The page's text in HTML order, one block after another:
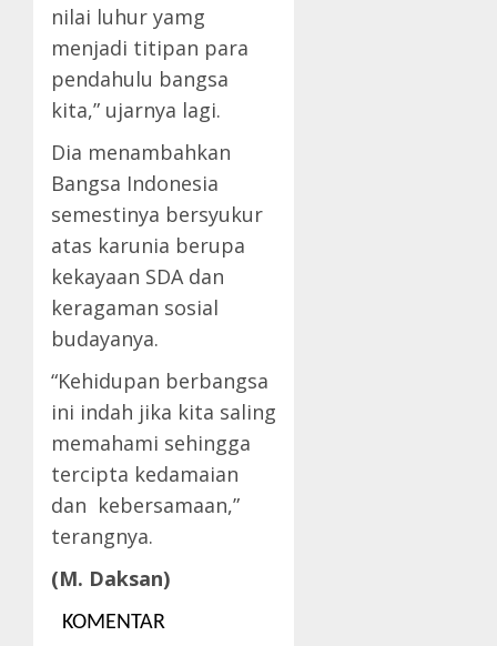
nilai luhur yamg
menjadi titipan para
pendahulu bangsa
kita,” ujarnya lagi.
Dia menambahkan
Bangsa Indonesia
semestinya bersyukur
atas karunia berupa
kekayaan SDA dan
keragaman sosial
budayanya.
“Kehidupan berbangsa
ini indah jika kita saling
memahami sehingga
tercipta kedamaian
dan kebersamaan,”
terangnya.
(M. Daksan)
KOMENTAR